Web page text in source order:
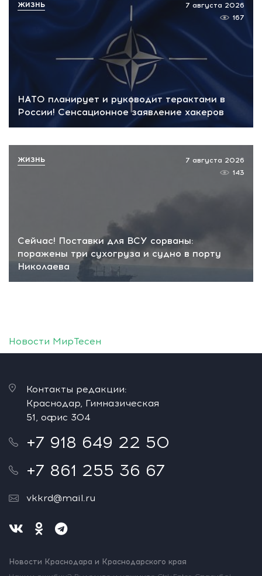
НАТО планирует и руководит терактами в
России! Сенсационное заявление хакеров
7 августа 2026
167
ЖИЗНЬ
Сейчас! Поставки для ВСУ сорваны:
поражены три сухогруза и судно в порту
Николаева
7 августа 2026
143
ЖИЗНЬ
Новости МирТесен
Контакты редакции:
Краснодар, Гимназическая
51, офис 304
+7 918 649 22 50
+7 861 255 36 67
vkkrd@mail.ru
Новости Краснодара и Краснодарского края